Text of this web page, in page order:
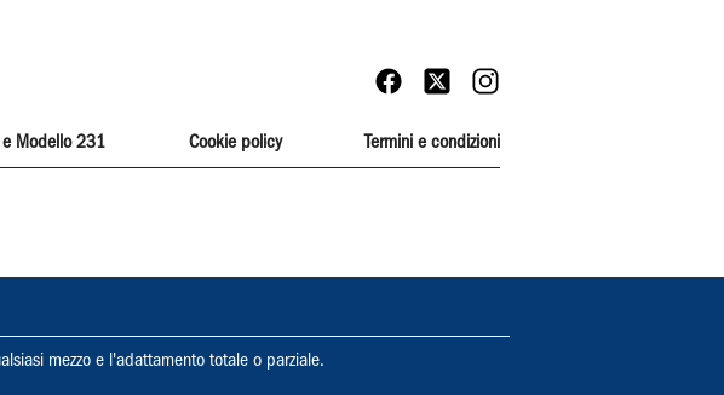
e Modello 231 Cookie policy Termini e condizioni
mezzo e l'adattamento totale o parziale.